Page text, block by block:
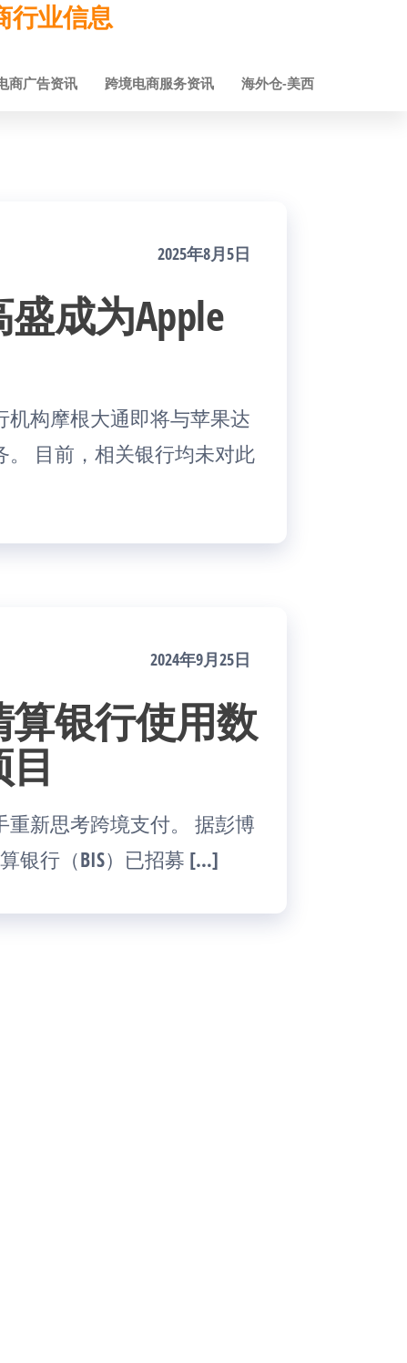
行业信息
商广告资讯 跨境电商服务资讯 海外仓-美西
2025年8月5日
成为Apple
构摩根大通即将与苹果达
目前，相关银行均未对此
2024年9月25日
银行使用数
新思考跨境支付。 据彭博
银行（BIS）已招募 […]